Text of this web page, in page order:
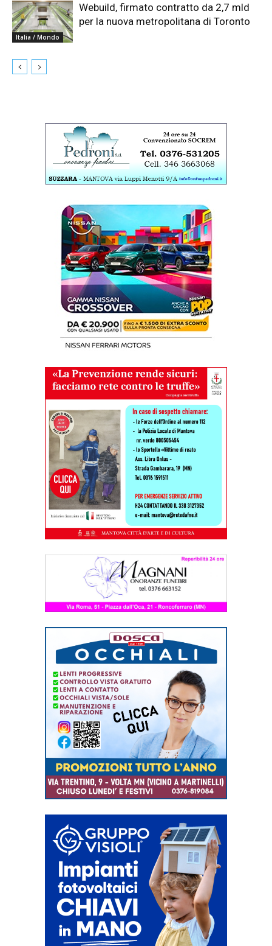
Italia / Mondo
Webuild, firmato contratto da 2,7 mld
per la nuova metropolitana di Toronto